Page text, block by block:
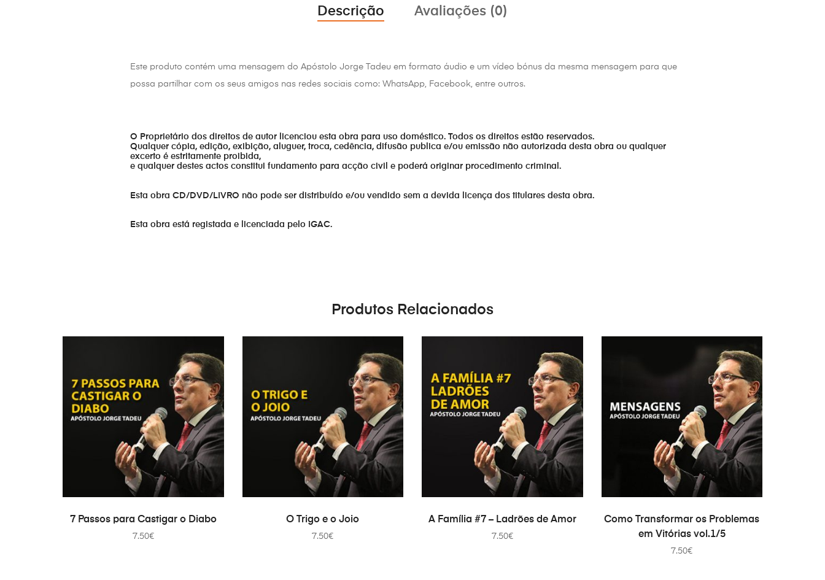
Descrição Avaliações (0)
Este produto contém uma mensagem do Apóstolo Jorge Tadeu em formato áudio e um vídeo bónus da mesma mensagem para que
possa partilhar com os seus amigos nas redes sociais como: WhatsApp, Facebook, entre outros.
O Proprietário dos direitos de autor licenciou esta obra para uso doméstico. Todos os direitos estão reservados.
Qualquer cópia, edição, exibição, aluguer, troca, cedência, difusão publica e/ou emissão não autorizada desta obra ou qualquer
excerto é estritamente proibida,
e qualquer destes actos constitui fundamento para acção civil e poderá originar procedimento criminal.
Esta obra CD/DVD/LIVRO não pode ser distribuído e/ou vendido sem a devida licença dos titulares desta obra.
Esta obra está registada e licenciada pelo IGAC.
Produtos Relacionados
ADICIONAR
7 Passos para Castigar o Diabo
7.50€
ADICIONAR
O Trigo e o Joio
7.50€
ADICIONAR
A Família #7 – Ladrões de Amor
7.50€
ADICIONAR
Como Transformar os Problemas
em Vitórias vol.1/5
7.50€